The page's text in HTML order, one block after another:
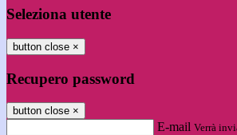
Seleziona utente
button close ×
Recupero password
button close ×
E-mail Verrà